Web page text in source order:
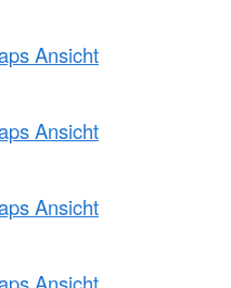
Ansicht
Ansicht
Ansicht
Ansicht